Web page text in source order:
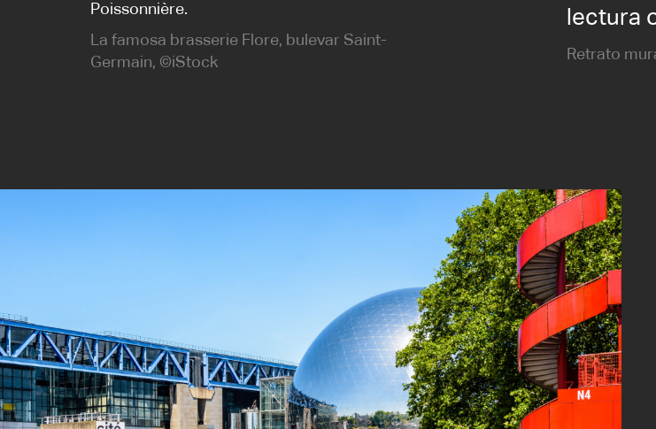
Poissonnière.
La famosa brasserie Flore, bulevar Saint-
Germain, ©iStock
lectura
Retrato